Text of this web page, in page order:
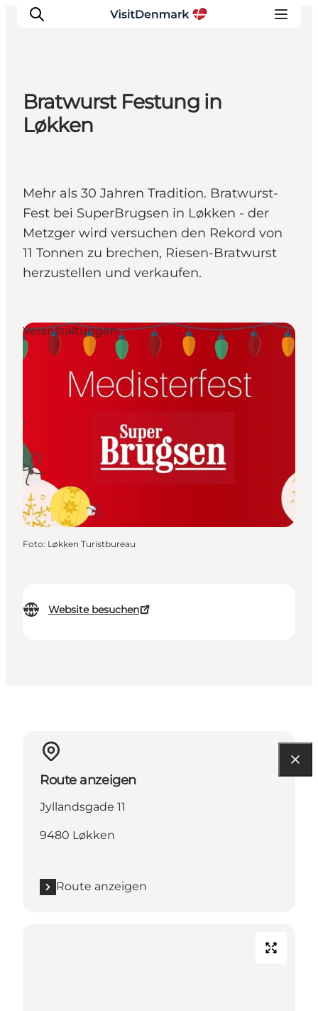
Inspiration
Reiseplanung
Bratwurst Festung in
Løkken
Mehr als 30 Jahren Tradition. Bratwurst-
Fest bei SuperBrugsen in Løkken - der
Metzger wird versuchen den Rekord von
11 Tonnen zu brechen, Riesen-Bratwurst
herzustellen und verkaufen.
Website besuchen
Veranstaltungen
Foto: Løkken Turistbureau
Route anzeigen
Jyllandsgade 11
9480 Løkken
Route anzeigen